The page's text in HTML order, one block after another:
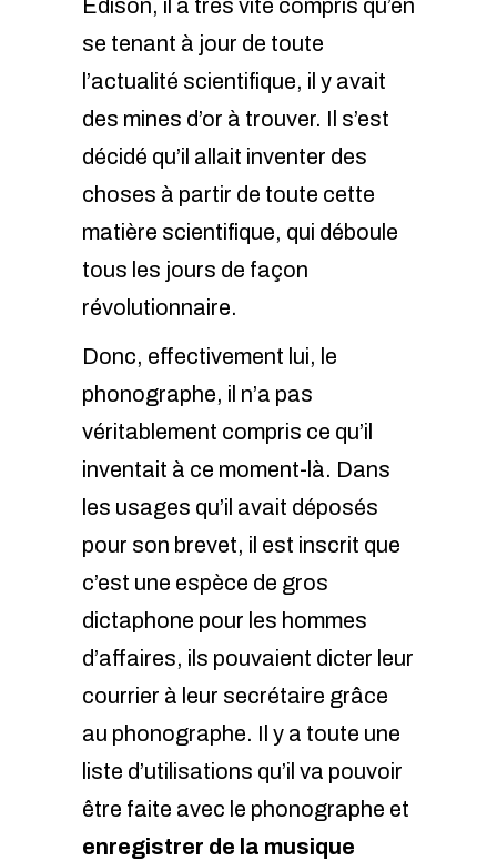
Edison, il a très vite compris qu’en
se tenant à jour de toute
l’actualité scientifique, il y avait
des mines d’or à trouver. Il s’est
décidé qu’il allait inventer des
choses à partir de toute cette
matière scientifique, qui déboule
tous les jours de façon
révolutionnaire.
Donc, effectivement lui, le
phonographe, il n’a pas
véritablement compris ce qu’il
inventait à ce moment-là. Dans
les usages qu’il avait déposés
pour son brevet, il est inscrit que
c’est une espèce de gros
dictaphone pour les hommes
d’affaires, ils pouvaient dicter leur
courrier à leur secrétaire grâce
au phonographe. Il y a toute une
liste d’utilisations qu’il va pouvoir
être faite avec le phonographe et
enregistrer de la musique